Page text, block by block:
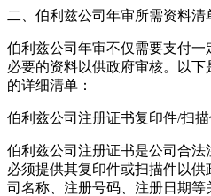
二、伯利兹公司年审所需资料清
伯利兹公司年审不仅需要支付一
必要的资料以供政府审核。以
的详细清单：
伯利兹公司注册证书复印件/扫
伯利兹公司注册证书是公司合
必须提供其复印件或扫描件以
司名称、注册号码、注册日期